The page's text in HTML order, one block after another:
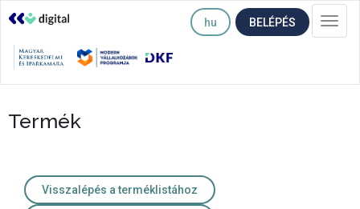
hu BELÉPÉS
Termék
Visszalépés a terméklistához